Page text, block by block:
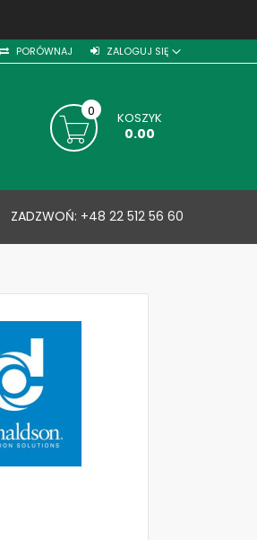
PORÓWNAJ ZALOGUJ SIĘ
KOSZYK
0.00
0
ZADZWOŃ: +48 22 512 56 60